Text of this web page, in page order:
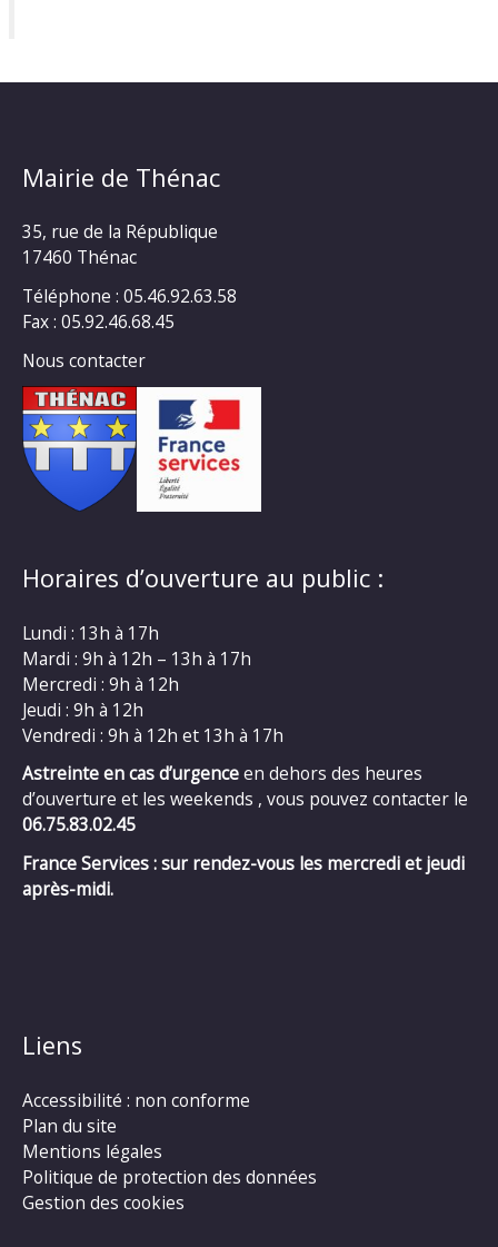
Mairie de Thénac
35, rue de la République
17460 Thénac
Téléphone : 05.46.92.63.58
Fax : 05.92.46.68.45
Nous contacter
Horaires d’ouverture au public :
Lundi : 13h à 17h
Mardi : 9h à 12h – 13h à 17h
Mercredi : 9h à 12h
Jeudi : 9h à 12h
Vendredi : 9h à 12h et 13h à 17h
Astreinte en cas d’urgenceen dehors des heures
d’ouverture et les weekends , vous pouvez contacter le
06.75.83.02.45
France Services : sur rendez-vous les mercredi et jeudi
après-midi.
Liens
Accessibilité : non conforme
Plan du site
Mentions légales
Politique de protection des données
Gestion des cookies